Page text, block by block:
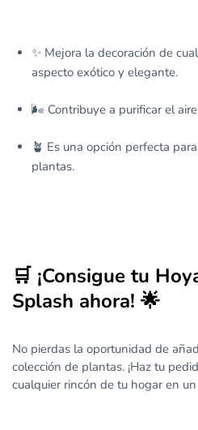
✨ Mejora la decoración de
aspecto exótico y elegante.
🌬️ Contribuye a purificar el
🪴 Es una opción perfecta
plantas.
🛒 ¡Consigue tu
Splash ahora! 🌟
No pierdas la oportunidad de
colección de plantas. ¡Haz tu
cualquier rincón de tu hogar en